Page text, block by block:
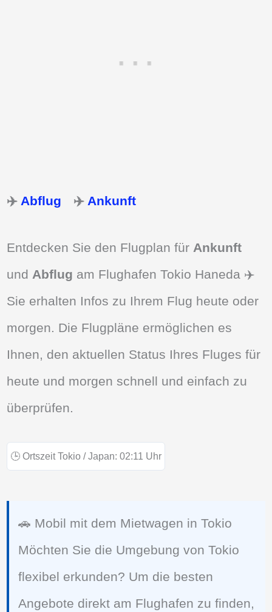
✈️ Abflug ✈️ Ankunft
Entdecken Sie den Flugplan für Ankunft
und Abflug am Flughafen Tokio Haneda ✈️
Sie erhalten Infos zu Ihrem Flug heute oder
morgen. Die Flugpläne ermöglichen es
Ihnen, den aktuellen Status Ihres Fluges für
heute und morgen schnell und einfach zu
überprüfen.
🕒 Ortszeit Tokio / Japan: 02:11 Uhr
🚗 Mobil mit dem Mietwagen in Tokio
Möchten Sie die Umgebung von Tokio
flexibel erkunden? Um die besten
Angebote direkt am Flughafen zu finden,